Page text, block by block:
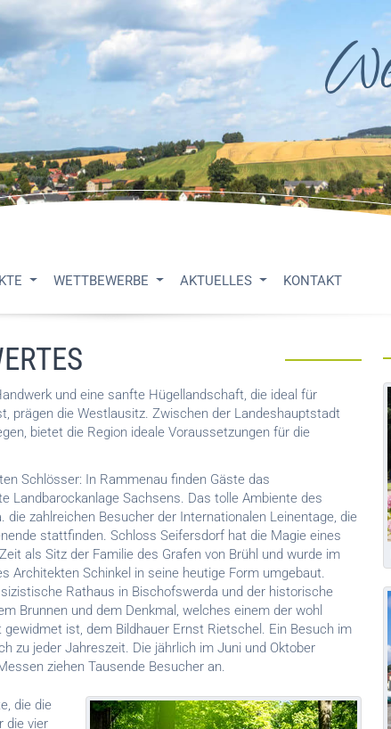
WETTBEWERBE AKTUELLES KONTAKT
und eine sanfte Hügellandschaft, die ideal für
prägen die Westlausitz. Zwischen der Landeshauptstadt
bietet die Region ideale Voraussetzungen für die
Schlösser: In Rammenau finden Gäste das
Landbarockanlage Sachsens. Das tolle Ambiente des
zahlreichen Besucher der Internationalen Leinentage, die
stattfinden. Schloss Seifersdorf hat die Magie eines
als Sitz der Familie des Grafen von Brühl und wurde im
Architekten Schinkel in seine heutige Form umgebaut.
Rathaus in Bischofswerda und der historische
Brunnen und dem Denkmal, welches einem der wohl
ist, dem Bildhauer Ernst Rietschel. Ein Besuch im
zu jeder Jahreszeit. Die jährlich im Juni und Oktober
ziehen Tausende Besucher an.
die die
die vier